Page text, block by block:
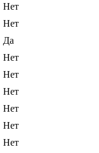
Нет
Нет
Да
Нет
Нет
Нет
Нет
Нет
Нет